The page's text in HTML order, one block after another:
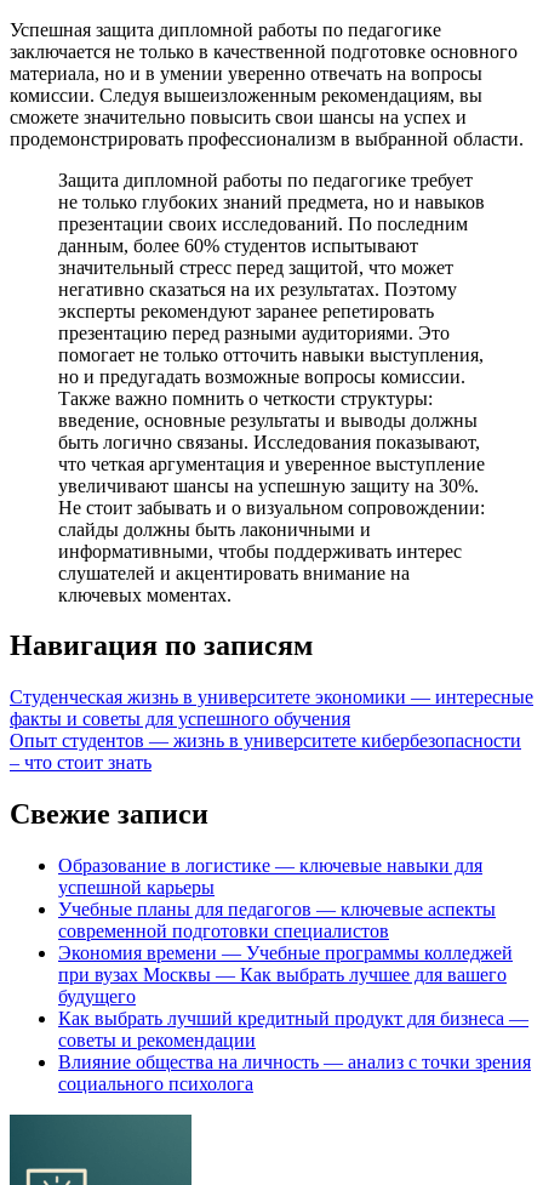
Успешная защита дипломной работы по педагогике
заключается не только в качественной подготовке основного
материала, но и в умении уверенно отвечать на вопросы
комиссии. Следуя вышеизложенным рекомендациям, вы
сможете значительно повысить свои шансы на успех и
продемонстрировать профессионализм в выбранной области.
Защита дипломной работы по педагогике требует
не только глубоких знаний предмета, но и навыков
презентации своих исследований. По последним
данным, более 60% студентов испытывают
значительный стресс перед защитой, что может
негативно сказаться на их результатах. Поэтому
эксперты рекомендуют заранее репетировать
презентацию перед разными аудиториями. Это
помогает не только отточить навыки выступления,
но и предугадать возможные вопросы комиссии.
Также важно помнить о четкости структуры:
введение, основные результаты и выводы должны
быть логично связаны. Исследования показывают,
что четкая аргументация и уверенное выступление
увеличивают шансы на успешную защиту на 30%.
Не стоит забывать и о визуальном сопровождении:
слайды должны быть лаконичными и
информативными, чтобы поддерживать интерес
слушателей и акцентировать внимание на
ключевых моментах.
Навигация по записям
Студенческая жизнь в университете экономики — интересные
факты и советы для успешного обучения
Опыт студентов — жизнь в университете кибербезопасности
– что стоит знать
Свежие записи
Образование в логистике — ключевые навыки для
успешной карьеры
Учебные планы для педагогов — ключевые аспекты
современной подготовки специалистов
Экономия времени — Учебные программы колледжей
при вузах Москвы — Как выбрать лучшее для вашего
будущего
Как выбрать лучший кредитный продукт для бизнеса —
советы и рекомендации
Влияние общества на личность — анализ с точки зрения
социального психолога